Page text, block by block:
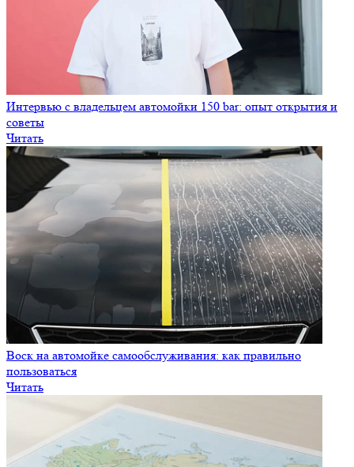
Интервью с владельцем автомойки 150 bar: опыт открытия и
советы
Читать
Воск на автомойке самообслуживания: как правильно
пользоваться
Читать